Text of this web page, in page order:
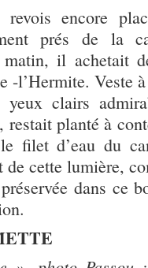
encore
prés de la
il achetait
-l’Hermite. Veste
clairs
planté à
filet d’eau du
de cette lumière,
dans ce